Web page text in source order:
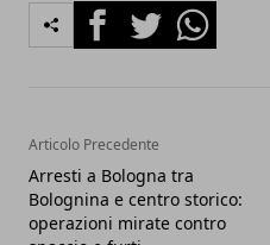
FacebookTwitterWhatsapp
Articolo Precedente
Arresti a Bologna tra
Bolognina e centro storico:
operazioni mirate contro